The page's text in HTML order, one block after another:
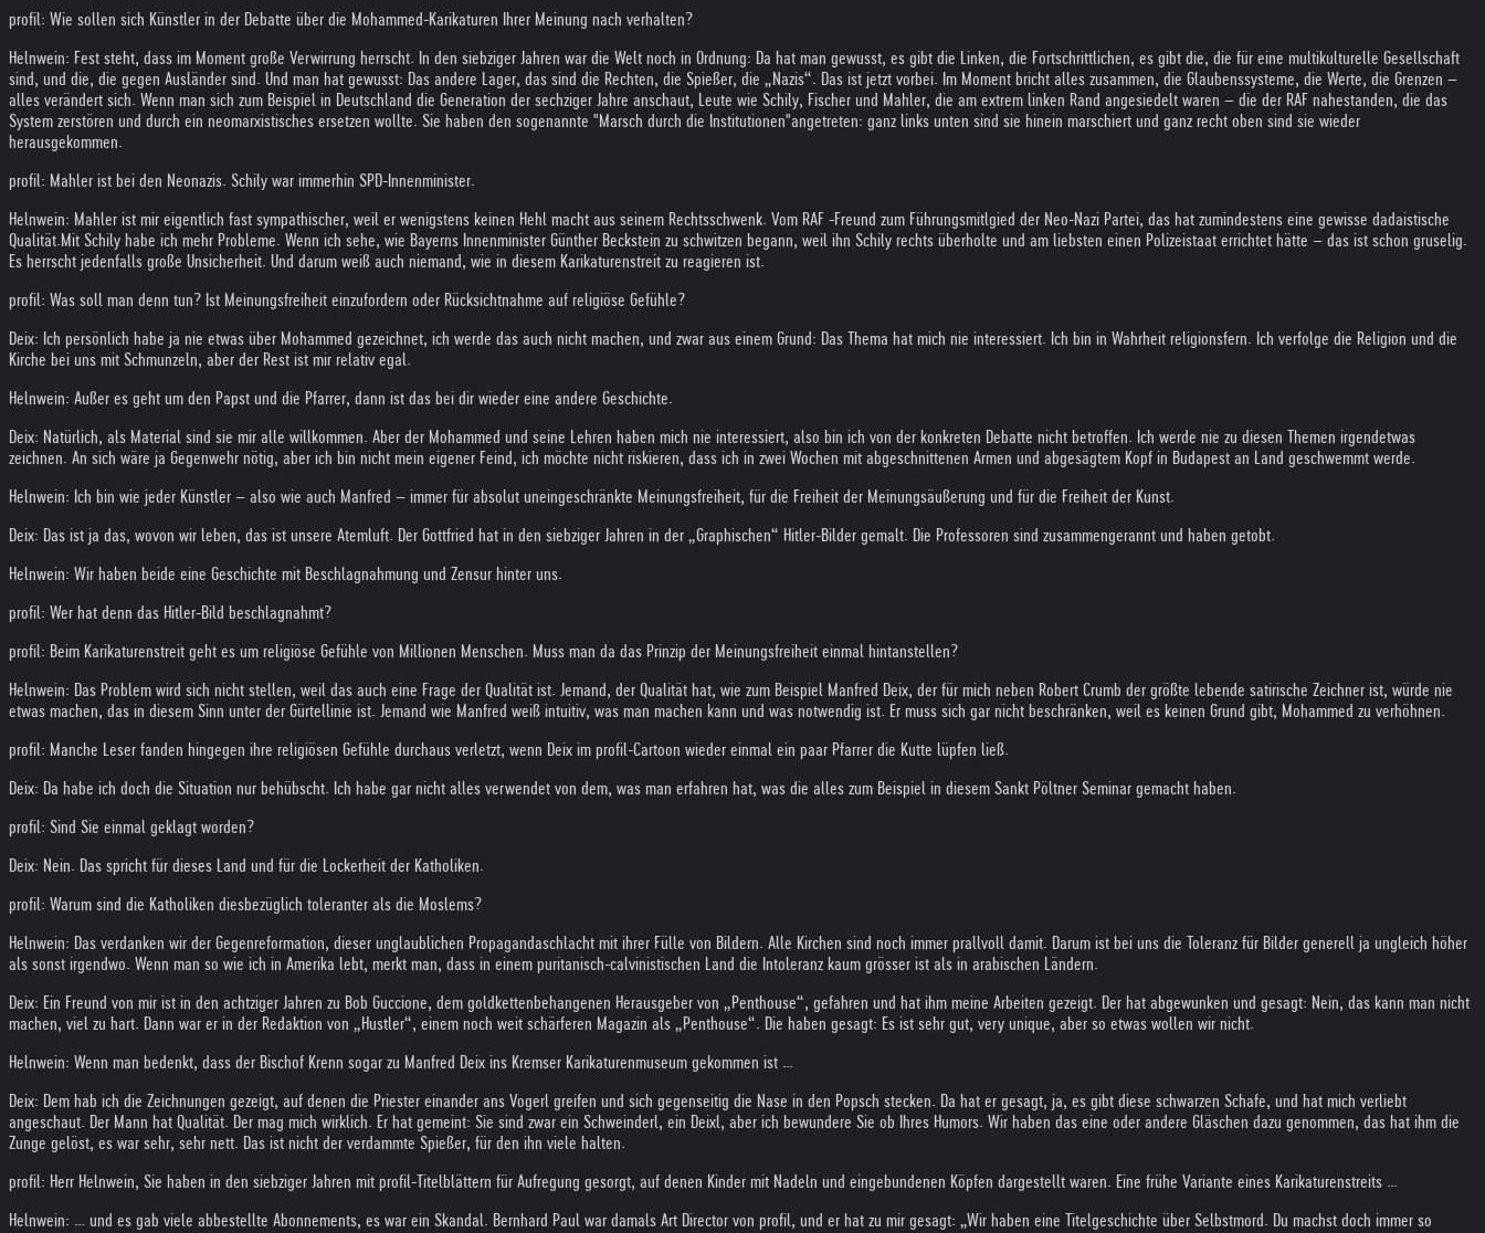
profil: Wie sollen sich Künstler in der Debatte über die Mohammed-Karikaturen Ihrer Meinung nach verhalten?
Helnwein: Fest steht, dass im Moment große Verwirrung herrscht. In den siebziger Jahren war die Welt noch in Ordnung: Da hat man gewusst, es gibt die Linken, die Fortschrittlichen, es gibt die, die für eine multikulturelle Gesellschaft
sind, und die, die gegen Ausländer sind. Und man hat gewusst: Das andere Lager, das sind die Rechten, die Spießer, die „Nazis“. Das ist jetzt vorbei. Im Moment bricht alles zusammen, die Glaubenssysteme, die Werte, die Grenzen –
alles verändert sich. Wenn man sich zum Beispiel in Deutschland die Generation der sechziger Jahre anschaut, Leute wie Schily, Fischer und Mahler, die am extrem linken Rand angesiedelt waren – die der RAF nahestanden, die das
System zerstören und durch ein neomarxistisches ersetzen wollte. Sie haben den sogenannte "Marsch durch die Institutionen"angetreten: ganz links unten sind sie hinein marschiert und ganz recht oben sind sie wieder
herausgekommen.
profil: Mahler ist bei den Neonazis. Schily war immerhin SPD-Innenminister.
Helnwein: Mahler ist mir eigentlich fast sympathischer, weil er wenigstens keinen Hehl macht aus seinem Rechtsschwenk. Vom RAF -Freund zum Führungsmitlgied der Neo-Nazi Partei, das hat zumindestens eine gewisse dadaistische
Qualität.Mit Schily habe ich mehr Probleme. Wenn ich sehe, wie Bayerns Innenminister Günther Beckstein zu schwitzen begann, weil ihn Schily rechts überholte und am liebsten einen Polizeistaat errichtet hätte – das ist schon gruselig.
Es herrscht jedenfalls große Unsicherheit. Und darum weiß auch niemand, wie in diesem Karikaturenstreit zu reagieren ist.
profil: Was soll man denn tun? Ist Meinungsfreiheit einzufordern oder Rücksichtnahme auf religiöse Gefühle?
Deix: Ich persönlich habe ja nie etwas über Mohammed gezeichnet, ich werde das auch nicht machen, und zwar aus einem Grund: Das Thema hat mich nie interessiert. Ich bin in Wahrheit religionsfern. Ich verfolge die Religion und die
Kirche bei uns mit Schmunzeln, aber der Rest ist mir relativ egal.
Helnwein: Außer es geht um den Papst und die Pfarrer, dann ist das bei dir wieder eine andere Geschichte.
Deix: Natürlich, als Material sind sie mir alle willkommen. Aber der Mohammed und seine Lehren haben mich nie interessiert, also bin ich von der konkreten Debatte nicht betroffen. Ich werde nie zu diesen Themen irgendetwas
zeichnen. An sich wäre ja Gegenwehr nötig, aber ich bin nicht mein eigener Feind, ich möchte nicht riskieren, dass ich in zwei Wochen mit abgeschnittenen Armen und abgesägtem Kopf in Budapest an Land geschwemmt werde.
Helnwein: Ich bin wie jeder Künstler – also wie auch Manfred – immer für absolut uneingeschränkte Meinungsfreiheit, für die Freiheit der Meinungsäußerung und für die Freiheit der Kunst.
Deix: Das ist ja das, wovon wir leben, das ist unsere Atemluft. Der Gottfried hat in den siebziger Jahren in der „Graphischen“ Hitler-Bilder gemalt. Die Professoren sind zusammengerannt und haben getobt.
Helnwein: Wir haben beide eine Geschichte mit Beschlagnahmung und Zensur hinter uns.
profil: Wer hat denn das Hitler-Bild beschlagnahmt?
profil: Beim Karikaturenstreit geht es um religiöse Gefühle von Millionen Menschen. Muss man da das Prinzip der Meinungsfreiheit einmal hintanstellen?
Helnwein: Das Problem wird sich nicht stellen, weil das auch eine Frage der Qualität ist. Jemand, der Qualität hat, wie zum Beispiel Manfred Deix, der für mich neben Robert Crumb der größte lebende satirische Zeichner ist, würde nie
etwas machen, das in diesem Sinn unter der Gürtellinie ist. Jemand wie Manfred weiß intuitiv, was man machen kann und was notwendig ist. Er muss sich gar nicht beschränken, weil es keinen Grund gibt, Mohammed zu verhöhnen.
profil: Manche Leser fanden hingegen ihre religiösen Gefühle durchaus verletzt, wenn Deix im profil-Cartoon wieder einmal ein paar Pfarrer die Kutte lüpfen ließ.
Deix: Da habe ich doch die Situation nur behübscht. Ich habe gar nicht alles verwendet von dem, was man erfahren hat, was die alles zum Beispiel in diesem Sankt Pöltner Seminar gemacht haben.
profil: Sind Sie einmal geklagt worden?
Deix: Nein. Das spricht für dieses Land und für die Lockerheit der Katholiken.
profil: Warum sind die Katholiken diesbezüglich toleranter als die Moslems?
Helnwein: Das verdanken wir der Gegenreformation, dieser unglaublichen Propagandaschlacht mit ihrer Fülle von Bildern. Alle Kirchen sind noch immer prallvoll damit. Darum ist bei uns die Toleranz für Bilder generell ja ungleich höher
als sonst irgendwo. Wenn man so wie ich in Amerika lebt, merkt man, dass in einem puritanisch-calvinistischen Land die Intoleranz kaum grösser ist als in arabischen Ländern.
Deix: Ein Freund von mir ist in den achtziger Jahren zu Bob Guccione, dem goldkettenbehangenen Herausgeber von „Penthouse“, gefahren und hat ihm meine Arbeiten gezeigt. Der hat abgewunken und gesagt: Nein, das kann man nicht
machen, viel zu hart. Dann war er in der Redaktion von „Hustler“, einem noch weit schärferen Magazin als „Penthouse“. Die haben gesagt: Es ist sehr gut, very unique, aber so etwas wollen wir nicht.
Helnwein: Wenn man bedenkt, dass der Bischof Krenn sogar zu Manfred Deix ins Kremser Karikaturenmuseum gekommen ist …
Deix: Dem hab ich die Zeichnungen gezeigt, auf denen die Priester einander ans Vogerl greifen und sich gegenseitig die Nase in den Popsch stecken. Da hat er gesagt, ja, es gibt diese schwarzen Schafe, und hat mich verliebt
angeschaut. Der Mann hat Qualität. Der mag mich wirklich. Er hat gemeint: Sie sind zwar ein Schweinderl, ein Deixl, aber ich bewundere Sie ob Ihres Humors. Wir haben das eine oder andere Gläschen dazu genommen, das hat ihm die
Zunge gelöst, es war sehr, sehr nett. Das ist nicht der verdammte Spießer, für den ihn viele halten.
profil: Herr Helnwein, Sie haben in den siebziger Jahren mit profil-Titelblättern für Aufregung gesorgt, auf denen Kinder mit Nadeln und eingebundenen Köpfen dargestellt waren. Eine frühe Variante eines Karikaturenstreits …
Helnwein: … und es gab viele abbestellte Abonnements, es war ein Skandal. Bernhard Paul war damals Art Director von profil, und er hat zu mir gesagt: „Wir haben eine Titelgeschichte über Selbstmord. Du machst doch immer so